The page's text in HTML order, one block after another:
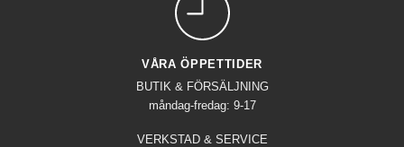
VÅRA ÖPPETTIDER
BUTIK & FÖRSÄLJNING
måndag-fredag: 9-17
VERKSTAD & SERVICE